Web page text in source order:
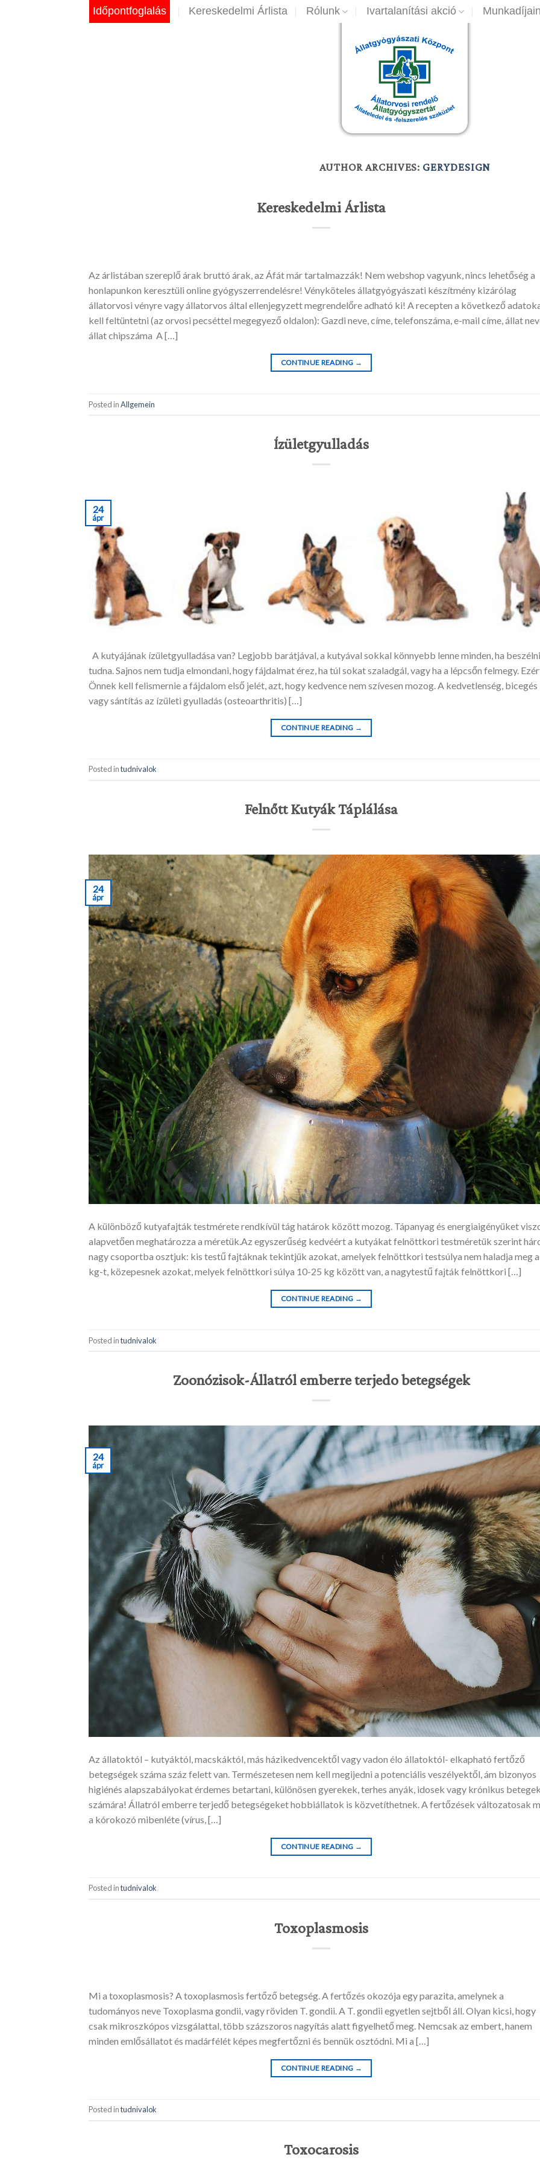
Időpontfoglalás Kereskedelmi Árlista Rólunk Ivartalanítási akció
AUTHOR ARCHIVES: GERYDESIGN
Kereskedelmi Árlista
Az árlistában szereplő árak bruttó árak, az Áfát már tartalmazzák! Nem webshop vagyunk, nincs lehetőség a
honlapunkon keresztüli online gyógyszerrendelésre! Vényköteles állatgyógyászati készítmény kizárólag
állatorvosi vényre vagy állatorvos által ellenjegyzett megrendelőre adható ki! A recepten a következő
kell feltüntetni (az orvosi pecséttel megegyező oldalon): Gazdi neve, címe, telefonszáma, e-mail címe, állat
állat chipszáma A […]
CONTINUE READING →
Posted inAllgemein
Ízületgyulladás
24
ápr
A kutyájának ízületgyulladása van? Legjobb barátjával, a kutyával sokkal könnyebb lenne minden, ha beszélni
tudna. Sajnos nem tudja elmondani, hogy fájdalmat érez, ha túl sokat szaladgál, vagy ha a lépcsőn felmegy.
Önnek kell felismernie a fájdalom első jelét, azt, hogy kedvence nem szívesen mozog. A kedvetlenség, bicegés
vagy sántítás az ízületi gyulladás (osteoarthritis) […]
CONTINUE READING →
Posted intudnivalok
Felnőtt Kutyák Táplálása
24
ápr
A különböző kutyafajták testmérete rendkívül tág határok között mozog. Tápanyag és energiaigényüket
alapvetően meghatározza a méretük.Az egyszerűség kedvéért a kutyákat felnöttkori testméretük szerint
nagy csoportba osztjuk: kis testű fajtáknak tekintjük azokat, amelyek felnöttkori testsúlya nem haladja meg
kg-t, közepesnek azokat, melyek felnöttkori súlya 10-25 kg között van, a nagytestű fajták felnöttkori […]
CONTINUE READING →
Posted intudnivalok
Zoonózisok-Állatról emberre terjedo betegségek
24
ápr
Az állatoktól – kutyáktól, macskáktól, más házikedvencektől vagy vadon élo állatoktól- elkapható fertőző
betegségek száma száz felett van. Természetesen nem kell megijedni a potenciális veszélyektől, ám bizonyos
higiénés alapszabályokat érdemes betartani, különösen gyerekek, terhes anyák, idosek vagy krónikus
számára! Állatról emberre terjedő betegségeket hobbiállatok is közvetíthetnek. A fertőzések változatosak
a kórokozó mibenléte (vírus, […]
CONTINUE READING →
Posted intudnivalok
Toxoplasmosis
Mi a toxoplasmosis? A toxoplasmosis fertőző betegség. A fertőzés okozója egy parazita, amelynek a
tudományos neve Toxoplasma gondii, vagy röviden T. gondii. A T. gondii egyetlen sejtből áll. Olyan kicsi, hogy
csak mikroszkópos vizsgálattal, több százszoros nagyítás alatt figyelhető meg. Nemcsak az embert, hanem
minden emlősállatot és madárfélét képes megfertőzni és bennük osztódni. Mi a […]
CONTINUE READING →
Posted intudnivalok
Toxocarosis